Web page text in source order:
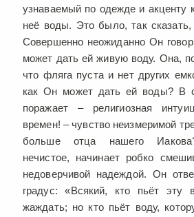
узнаваемый по одежде и акценту
неё воды. Это было, так сказать,
Совершенно неожиданно Он
может дать ей живую воду. Она,
что фляга пуста и нет других
как Он может дать ей воды? В
поражает – религиозная
времен! – чувство неизмеримой
больше отца нашего
нечистое, начинает робко
недоверчивой надеждой. Он
градус: «Всякий, кто пьёт эту
жаждать; но кто пьёт воду,